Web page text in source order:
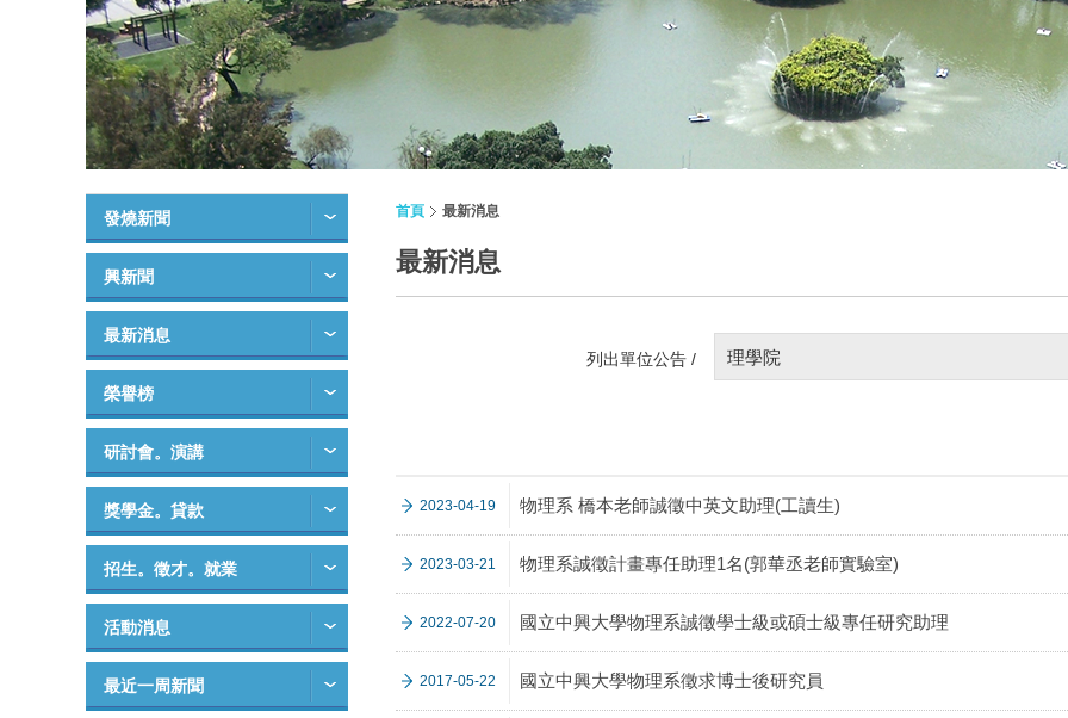
發燒新聞
興新聞
最新消息
榮譽榜
研討會。演講
獎學金。貸款
招生。徵才。就業
活動消息
最近一周新聞
首頁 最新消息
最新消息
列出單位公告 / 理學院
2023-04-19 物理系 橋本老師誠徵中英文助理(工讀生)
2023-03-21 物理系誠徵計畫專任助理1名(郭華丞老師實驗室)
2022-07-20 國立中興大學物理系誠徵學士級或碩士級專任研究助理
2017-05-22 國立中興大學物理系徵求博士後研究員